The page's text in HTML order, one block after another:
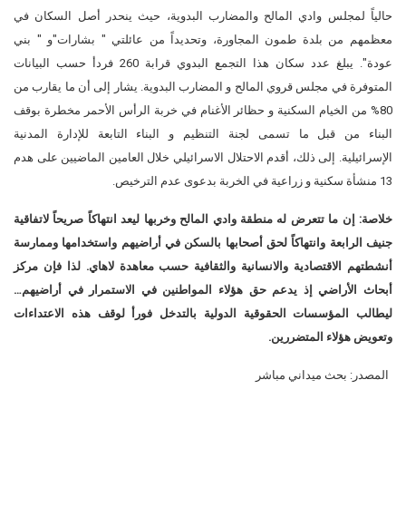
حالياً لمجلس وادي المالح والمضارب البدوية، حيث ينحدر أصل السكان في
معظمهم من بلدة طمون المجاورة، وتحديداً من عائلتي " بشارات"و " بني
عودة". يبلغ عدد سكان هذا التجمع البدوي قرابة 260 فردأ حسب البيانات
المتوفرة في مجلس قروي المالح و المضارب البدوية. يشار إلى أن ما يقارب من
80% من الخيام السكنية و حظائر الأغنام في خربة الرأس الأحمر مخطرة بوقف
البناء من قبل ما تسمى لجنة التنظيم و البناء التابعة للإدارة المدنية
الإسرائيلية. إلى ذلك، أقدم الاحتلال الاسرائيلي خلال العامين الماضيين على هدم
13 منشأة سكنية و زراعية في الخربة بدعوى عدم الترخيص.
خلاصة: إن ما تتعرض له منطقة وادي المالح وخربها ليعد انتهاكاً صريحاً لاتفاقية
جنيف الرابعة وانتهاكاً لحق أصحابها بالسكن في أراضيهم واستخدامها وممارسة
أنشطتهم الاقتصادية والانسانية والثقافية حسب معاهدة لاهاي.لذا فإن مركز
أبحاث الأراضي إذ يدعم حق هؤلاء المواطنين في الاستمرار في أراضيهم…
ليطالب المؤسسات الحقوقية الدولية بالتدخل فورأ لوقف هذه الاعتداءات
وتعويض هؤلاء المتضررين.
المصدر: بحث ميداني مباشر